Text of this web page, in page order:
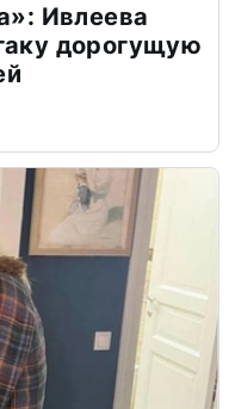
Ивлеева
дорогущую